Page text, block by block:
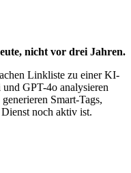
nicht vor drei Jahren.
Linkliste zu einer KI-
GPT-4o analysieren
Smart-Tags,
noch aktiv ist.